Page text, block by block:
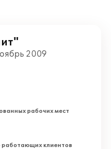
2009
рабочих мест
работающих клиентов